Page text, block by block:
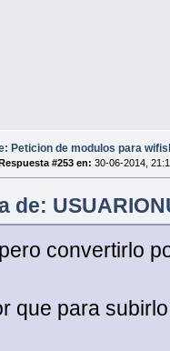
Peticion de modulos para
#253 en: 30-06-2014,
de:
convertirlo
que para